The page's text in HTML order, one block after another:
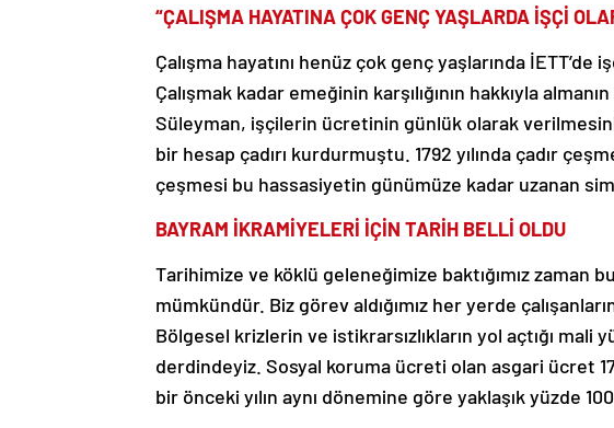
“ÇALIŞMA HAYATINA ÇOK GENÇ YAŞLARDA İŞÇİ
Çalışma hayatını henüz çok genç yaşlarında
Çalışmak kadar emeğinin karşılığının hakkıyla
Süleyman, işçilerin ücretinin günlük olarak
bir hesap çadırı kurdurmuştu. 1792 yılında çadır
çeşmesi bu hassasiyetin günümüze kadar uzanan
BAYRAM İKRAMİYELERİ İÇİN TARİH BELLİ OLDU
Tarihimize ve köklü geleneğimize baktığımız zaman
mümkündür. Biz görev aldığımız her yerde
Bölgesel krizlerin ve istikrarsızlıkların yol açtığı mali
derdindeyiz. Sosyal koruma ücreti olan asgari ücret
bir önceki yılın aynı dönemine göre yaklaşık yüzde